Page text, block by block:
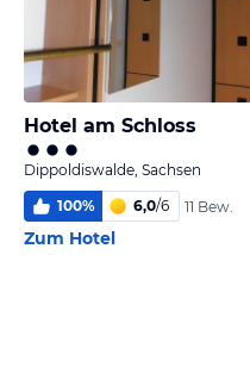
Hotel am Schloss
Dippoldiswalde, Sachsen
100% 6,0/6 11 Bew.
Zum Hotel